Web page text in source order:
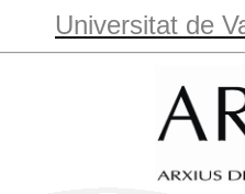
Universitat de